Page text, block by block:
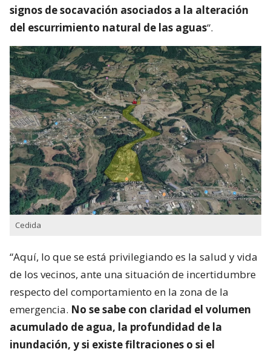
signos de socavación asociados a la alteración
del escurrimiento natural de las aguas“.
Cedida
“Aquí, lo que se está privilegiando es la salud y vida
de los vecinos, ante una situación de incertidumbre
respecto del comportamiento en la zona de la
emergencia. No se sabe con claridad el volumen
acumulado de agua, la profundidad de la
inundación, y si existe filtraciones o si el